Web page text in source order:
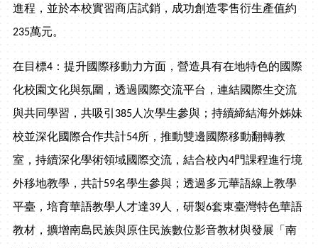
進程，並於本校實習商店試銷，成功創造零售衍生產值約
235萬元。
在目標4：提升國際移動力方面，營造具有在地特色的國際
化校園文化與氛圍，透過國際交流平台，連結國際生交流
與共同學習，共吸引385人次學生參與；持續締結海外姊妹
校並深化國際合作共計54所，推動雙邊國際移動翻轉教
室，持續深化學術領域國際交流，結合校內4門課程進行境
外移地教學，共計59名學生參與；透過多元華語線上教學
平臺，培育華語教學人才達39人，研製6套東臺灣特色華語
教材，擴增南島民族與原住民族數位影音教材與發展「南